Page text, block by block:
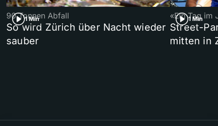
1 Min
90 Tonnen Abfall
So wird Zürich über Nacht wieder
sauber
1 Min
«Ein Tag im
Street-
mitten in